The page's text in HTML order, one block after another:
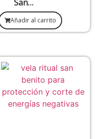
San
Cipriano –
Justicia,
Protección
Magia
Añadir al carrito